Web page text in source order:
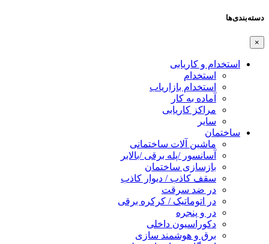
دسته‌بندی‌ها
×
استخدام و کاریابی
استخدام
استخدام بازاریاب
آماده به کار
مراکز کاریابی
سایر
ساختمان
ماشین آلات ساختمانی
آسانسور /پله برقی /بالابر
بازسازی ساختمان
سقف کاذب / دیوار کاذب
در ضد سرقت
در اتوماتیک / کرکره برقی
در و پنجره
دکوراسیون داخلی
برق و هوشمند سازی